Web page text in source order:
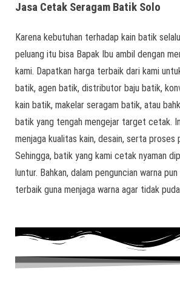
Jasa Cetak Seragam Batik Solo
Karena kebutuhan terhadap kain batik
peluang itu bisa Bapak Ibu ambil dengan
kami. Dapatkan harga terbaik dari kami
batik, agen batik, distributor baju batik,
kain batik, makelar seragam batik, atau
batik yang tengah mengejar target cetak.
menjaga kualitas kain, desain, serta proses
Sehingga, batik yang kami cetak nyaman
luntur. Bahkan, dalam penguncian warna
terbaik guna menjaga warna agar tidak